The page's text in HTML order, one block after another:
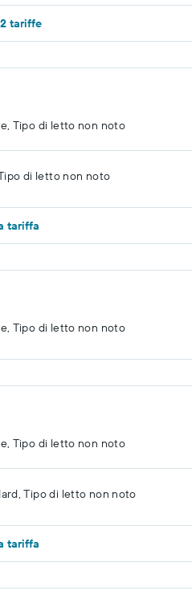
tariffe
Tipo di letto non noto
di letto non noto
tariffa
Tipo di letto non noto
Tipo di letto non noto
Tipo di letto non noto
tariffa